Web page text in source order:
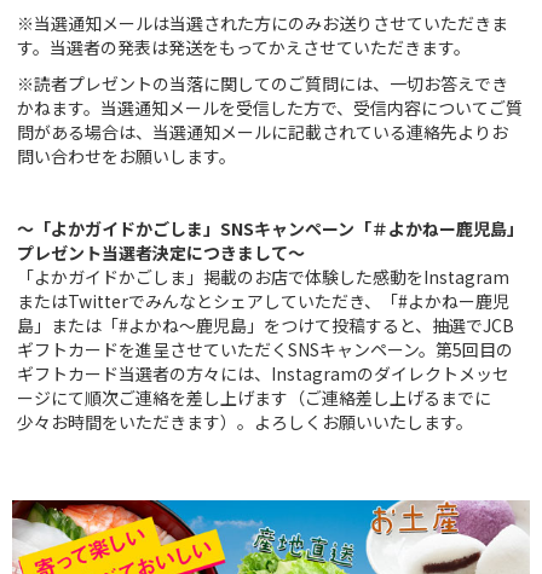
※当選通知メールは当選された方にのみお送りさせていただきま
す。当選者の発表は発送をもってかえさせていただきます。
※読者プレゼントの当落に関してのご質問には、一切お答えでき
かねます。当選通知メールを受信した方で、受信内容についてご質
問がある場合は、当選通知メールに記載されている連絡先よりお
問い合わせをお願いします。
～「よかガイドかごしま」SNSキャンペーン「＃よかねー鹿児島」
プレゼント当選者決定につきまして～
「よかガイドかごしま」掲載のお店で体験した感動をInstagram
またはTwitterでみんなとシェアしていただき、「#よかねー鹿児
島」または「#よかね～鹿児島」をつけて投稿すると、抽選でJCB
ギフトカードを進呈させていただくSNSキャンペーン。第5回目の
ギフトカード当選者の方々には、Instagramのダイレクトメッセ
ージにて順次ご連絡を差し上げます（ご連絡差し上げるまでに
少々お時間をいただきます）。よろしくお願いいたします。